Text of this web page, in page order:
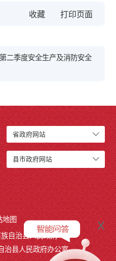
收藏
二季度安全生产及消防安全
省政府网站
县市政府网站
地图
自治县人民政府
治县人民政府办公室
x